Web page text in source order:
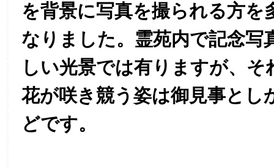
を背景に写真を撮られる方を
なりました。霊苑内で記念写
しい光景では有りますが、
花が咲き競う姿は御見事とし
どです。